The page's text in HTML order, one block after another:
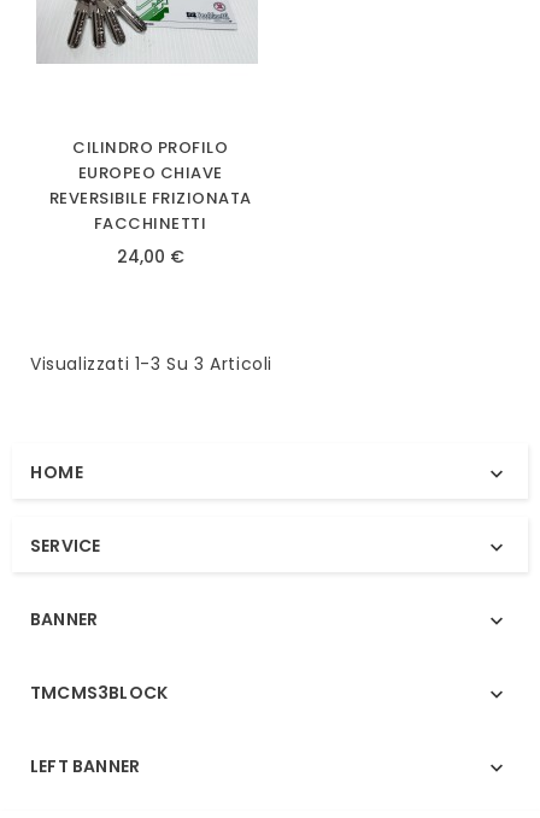
CILINDRO PROFILO
EUROPEO CHIAVE
REVERSIBILE FRIZIONATA
FACCHINETTI
24,00 €
Visualizzati 1-3 Su 3 Articoli
HOME 
SERVICE 
BANNER 
TMCMS3BLOCK 
LEFT BANNER 